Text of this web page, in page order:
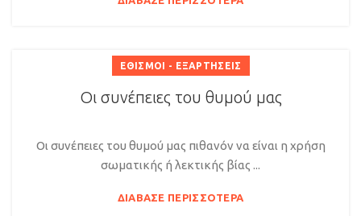
ΕΘΙΣΜΟΊ - ΕΞΑΡΤΉΣΕΙΣ
Οι συνέπειες του θυμού μας
Οι συνέπειες του θυμού μας πιθανόν να είναι η χρήση
σωματικής ή λεκτικής βίας ...
ΔΙΆΒΑΣΕ ΠΕΡΙΣΣΌΤΕΡΑ